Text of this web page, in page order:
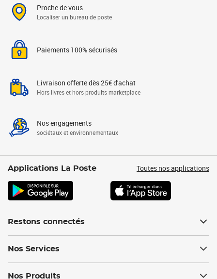
Proche de vous
Localiser un bureau de poste
Paiements 100% sécurisés
Livraison offerte dès 25€ d'achat
Hors livres et hors produits marketplace
Nos engagements
sociétaux et environnementaux
Applications La Poste Toutes nos applications
Restons connectés
Nos Services
Nos Produits